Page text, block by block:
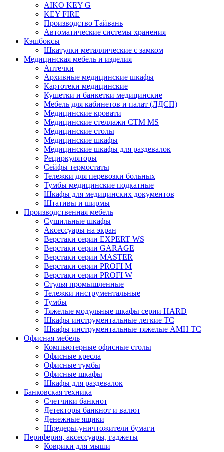
AIKO KEY G
KEY FIRE
Производство Тайвань
Автоматические системы хранения
Кэшбоксы
Шкатулки металлические с замком
Медицинская мебель и изделия
Аптечки
Архивные медицинские шкафы
Картотеки медицинские
Кушетки и банкетки медицинские
Мебель для кабинетов и палат (ЛДСП)
Медицинские кровати
Медицинские стеллажи CTM MS
Медицинские столы
Медицинские шкафы
Медицинские шкафы для раздевалок
Рециркуляторы
Сейфы термостаты
Тележки для перевозки больных
Тумбы медицинские подкатные
Шкафы для медицинских документов
Штативы и ширмы
Производственная мебель
Cушильные шкафы
Аксессуары на экран
Верстаки серии EXPERT WS
Верстаки серии GARAGE
Верстаки серии MASTER
Верстаки серии PROFI M
Верстаки серии PROFI W
Стулья промышленные
Тележки инструментальные
Тумбы
Тяжелые модульные шкафы серии HARD
Шкафы инструментальные легкие ТС
Шкафы инструментальные тяжелые AMH TC
Офисная мебель
Компьютерные офисные столы
Офисные кресла
Офисные тумбы
Офисные шкафы
Шкафы для раздевалок
Банковская техника
Счетчики банкнот
Детекторы банкнот и валют
Денежные ящики
Шредеры-уничтожители бумаги
Периферия, аксессуары, гаджеты
Коврики для мыши